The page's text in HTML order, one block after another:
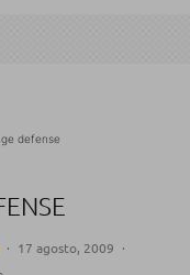
defense
· 17 agosto, 2009 ·